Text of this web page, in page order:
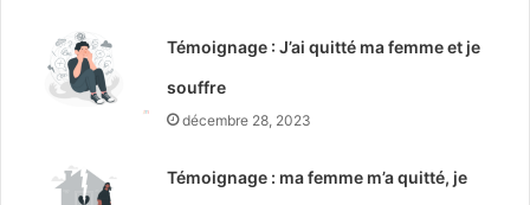
Témoignage : J’ai quitté ma femme et je
souffre
décembre 28, 2023
Témoignage : ma femme m’a quitté, je